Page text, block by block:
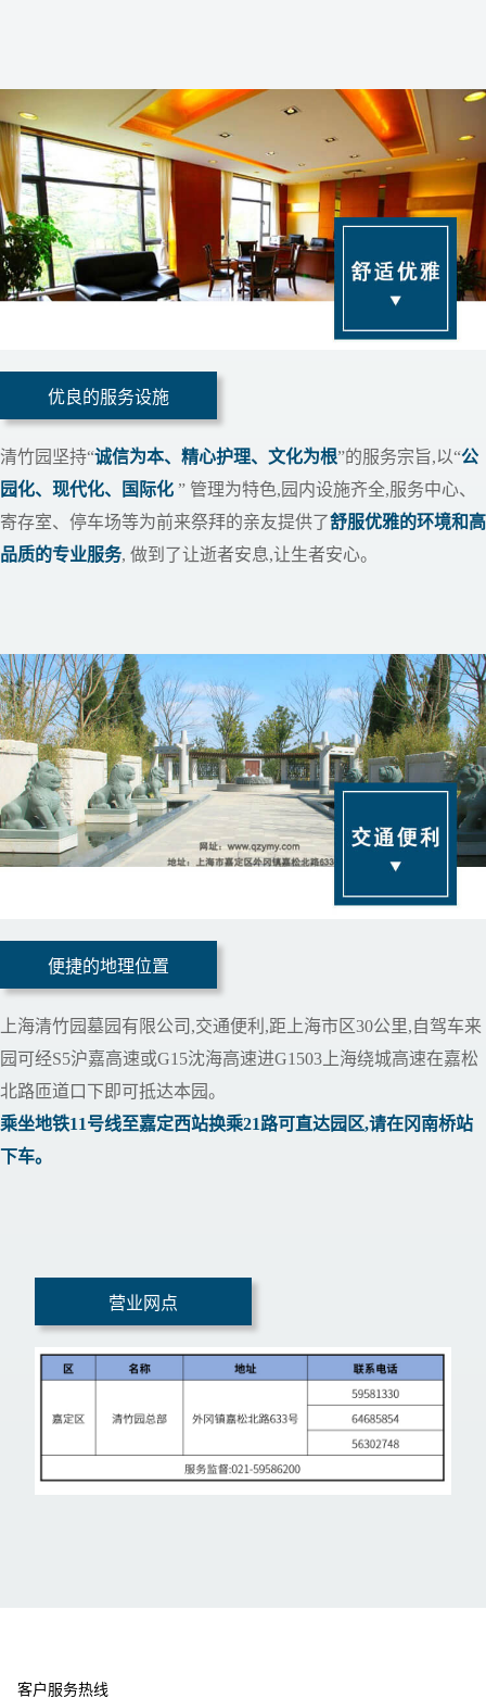
优良的服务设施
清竹园坚持“诚信为本、精心护理、文化为根”的服务宗旨,以“公
园化、现代化、国际化 ” 管理为特色,园内设施齐全,服务中心、
寄存室、停车场等为前来祭拜的亲友提供了舒服优雅的环境和高
品质的专业服务, 做到了让逝者安息,让生者安心。
便捷的地理位置
上海清竹园墓园有限公司,交通便利,距上海市区30公里,自驾车来
园可经S5沪嘉高速或G15沈海高速进G1503上海绕城高速在嘉松
北路匝道口下即可抵达本园。
乘坐地铁11号线至嘉定西站换乘21路可直达园区,请在冈南桥站
下车。
营业网点
客户服务热线